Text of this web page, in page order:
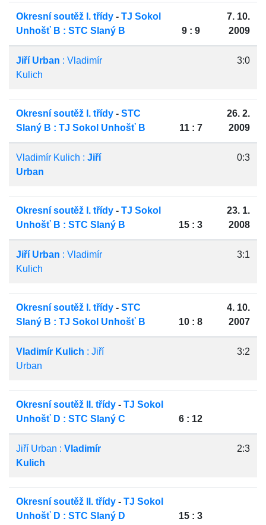
Okresní soutěž I. třídy - TJ Sokol
Unhošť B : STC Slaný B
9 : 9
7. 10.
2009
Jiří Urban : Vladimír
Kulich
3:0
Okresní soutěž I. třídy - STC
Slaný B : TJ Sokol Unhošť B
11 : 7
26. 2.
2009
Vladimír Kulich : Jiří
Urban
0:3
Okresní soutěž I. třídy - TJ Sokol
Unhošť B : STC Slaný B
15 : 3
23. 1.
2008
Jiří Urban : Vladimír
Kulich
3:1
Okresní soutěž I. třídy - STC
Slaný B : TJ Sokol Unhošť B
10 : 8
4. 10.
2007
Vladimír Kulich : Jiří
Urban
3:2
Okresní soutěž II. třídy - TJ Sokol
Unhošť D : STC Slaný C
6 : 12
Jiří Urban : Vladimír
Kulich
2:3
Okresní soutěž II. třídy - TJ Sokol
Unhošť D : STC Slaný D
15 : 3